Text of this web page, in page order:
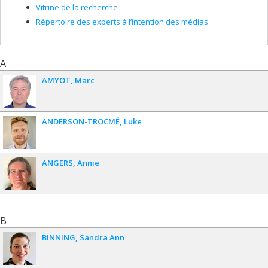
Vitrine de la recherche
Répertoire des experts à l’intention des médias
A
AMYOT Marc
ANDERSON-TROCMÉ Luke
ANGERS Annie
B
BINNING Sandra Ann